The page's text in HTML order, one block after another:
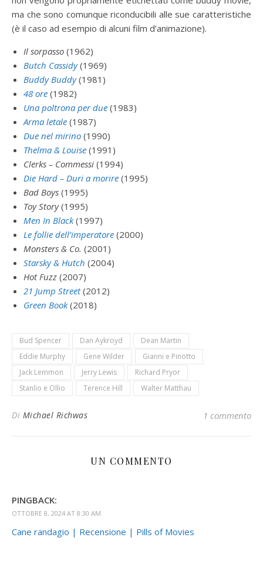
ma che sono comunque riconducibili alle sue caratteristiche
(è il caso ad esempio di alcuni film d’animazione).
Il sorpasso (1962)
Butch Cassidy(1969)
Buddy Buddy(1981)
48 ore (1982)
Una poltrona per due (1983)
Arma letale (1987)
Due nel mirino (1990)
Thelma & Louise (1991)
Clerks – Commessi (1994)
Die Hard – Duri a morire (1995)
Bad Boys (1995)
Toy Story(1995)
Men In Black(1997)
Le follie dell’imperatore (2000)
Monsters & Co. (2001)
Starsky & Hutch (2004)
Hot Fuzz (2007)
21 Jump Street(2012)
Green Book(2018)
Bud Spencer Dan Aykroyd
Dean Martin
Eddie Murphy
Gene Wilder
Gianni e Pinotto
Jack Lemmon
Jerry Lewis
Richard Pryor
Stanlio e Ollio
Terence Hill Walter Matthau
Di Michael Richwas 1 commento
UN COMMENTO
PINGBACK:
OTTOBRE 8, 2024 AT 8:30 AM
Cane randagio | Recensione | Pills of Movies